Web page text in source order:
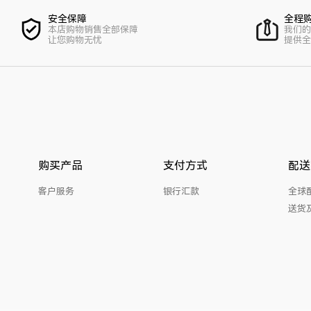
安全保障
本店购物销售全部保障
让您购物无忧
全程
我们
提供
购买产品
客户服务
支付方式
银行汇款
配
全球
送货